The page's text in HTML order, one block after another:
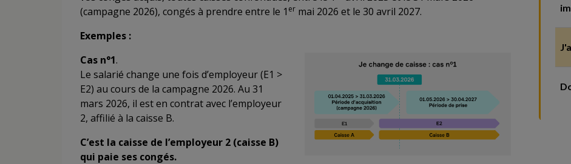
(campagne 2026), congés à prendre entre le 1 er mai 2026 et le 30 avril 2027.
Exemples :
Cas n°1.
Le salarié change une fois d’employeur (E1 >
E2) au cours de la campagne 2026. Au 31
mars 2026, il est en contrat avec l’employeur
2, affilié à la caisse B.
C’est la caisse de l’employeur 2 (caisse B)
qui paie ses congés.